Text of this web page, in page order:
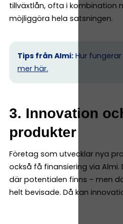
tillväxtlån, ofta i kombination
möjliggöra hela satsningen.
Tips från Almi: Hur
mer här.
3. Innovation
produkter
Företag som utvecklar nya
också få finansiering via Almi.
där potentialen finns – men
helt bevisade. Då kan